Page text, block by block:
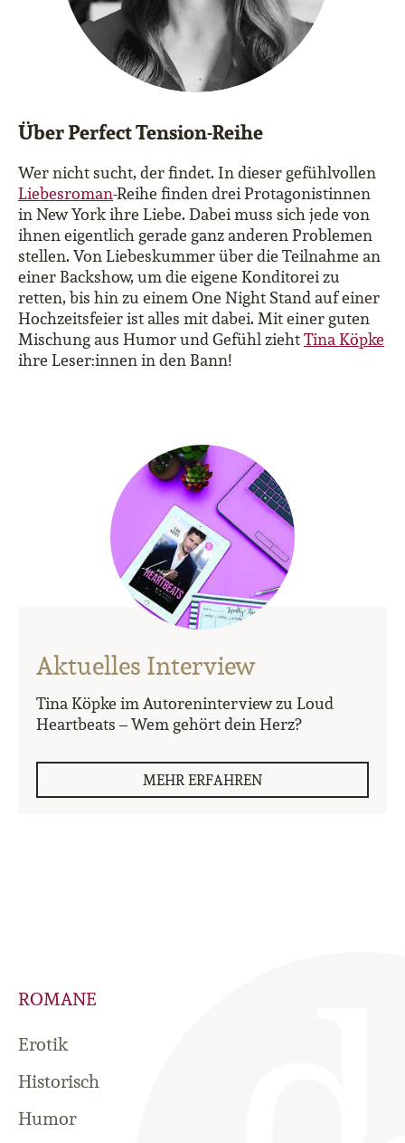
Über Perfect Tension-Reihe
Wer nicht sucht, der findet. In dieser gefühlvollen
Liebesroman-Reihe finden drei Protagonistinnen
in New York ihre Liebe. Dabei muss sich jede von
ihnen eigentlich gerade ganz anderen Problemen
stellen. Von Liebeskummer über die Teilnahme an
einer Backshow, um die eigene Konditorei zu
retten, bis hin zu einem One Night Stand auf einer
Hochzeitsfeier ist alles mit dabei. Mit einer guten
Mischung aus Humor und Gefühl ziehtTina Köpke
ihre Leser:innen in den Bann!
Aktuelles Interview
Tina Köpke im Autoreninterview zu Loud
Heartbeats – Wem gehört dein Herz?
MEHR ERFAHREN
ROMANE
Erotik
Historisch
Humor